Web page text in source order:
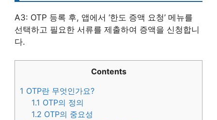
A3: OTP 등록 후, 앱에서 ‘한도 증액 요청’ 메뉴를
선택하고 필요한 서류를 제출하여 증액을 신청합니
다.
Contents
1 OTP란 무엇인가요?
1.1 OTP의 정의
1.2 OTP의 중요성